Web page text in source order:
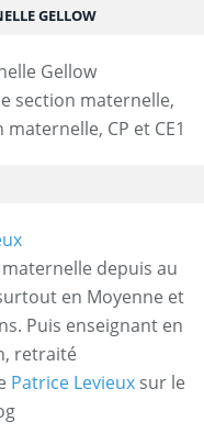
GELLOW
section maternelle,
CP et CE1
depuis au
en Moyenne et
Puis enseignant en
retraité
Patrice Levieux sur le